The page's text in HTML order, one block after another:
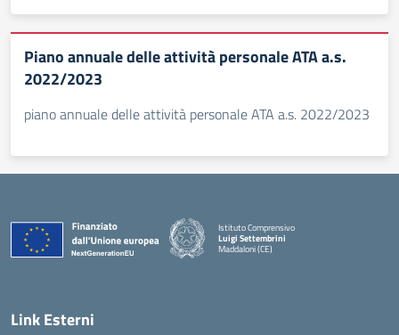
Piano annuale delle attività personale ATA a.s.
2022/2023
piano annuale delle attività personale ATA a.s. 2022/2023
Istituto Comprensivo
Luigi Settembrini
Maddaloni (CE)
Link Esterni